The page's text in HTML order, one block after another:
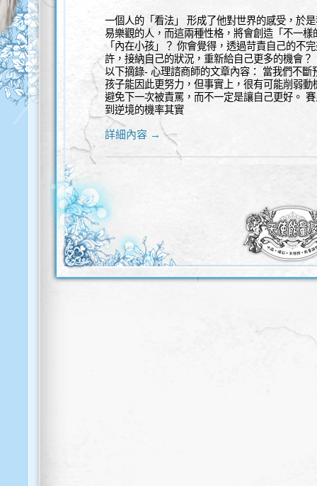
一個人的「看法」 形成了他對世界的感受，於
易樂觀的人，而這兩種性格，將會創造「不一
「內在小孩」？ 你會覺得，透過苛責自己的不
許，接納自己的狀況，重新給自己更多的機會
以下摘錄- 心理諮商師的文章內容： 當我們不
孩子能因此更努力，但事實上，很有可能削弱
避免下一次被責罵，而不一定是讓自己更好。
到逆境的機率其實
詳細內容 →